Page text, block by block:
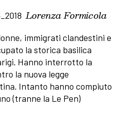
Lorenza Formicola
immigrati clandestini e
la storica basilica
Hanno interrotto la
la nuova legge
Intanto hanno compiuto
(tranne la Le Pen)